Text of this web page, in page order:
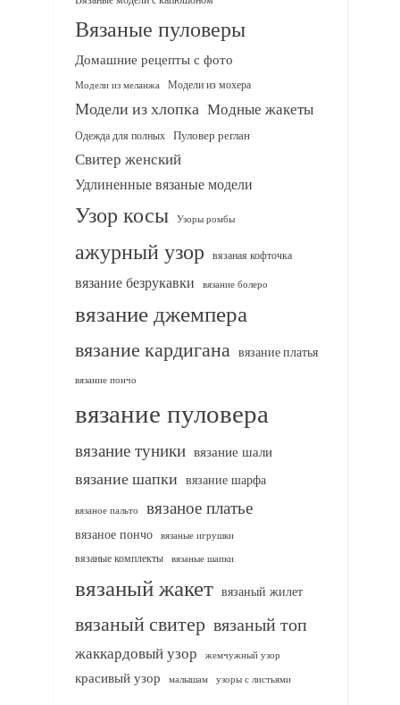
Вязаные пуловеры
Домашние рецепты с фото
Модели из меланжа Модели из мохера
Модели из хлопка Модные жакеты
Одежда для полных Пуловер реглан
Свитер женский
Удлиненные вязаные модели
Узор косы Узоры ромбы
ажурный узор вязаная кофточка
вязание безрукавки вязание болеро
вязание джемпера
вязание кардигана вязание платья
вязание пончо
вязание пуловера
вязание туники вязание шали
вязание шапки вязание шарфа
вязаное пальто вязаное платье
вязаное пончо вязаные игрушки
вязаные комплекты
вязаные шапки
вязаный жакет вязаный жилет
вязаный свитер вязаный топ
жаккардовый узор жемчужный узор
красивый узор малышам узоры с листьями